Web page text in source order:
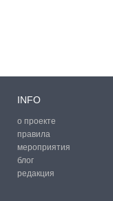
INFO
о проекте
правила
мероприятия
блог
редакция